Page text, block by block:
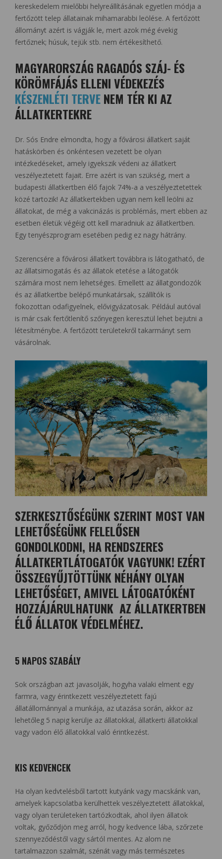
kereskedelem mielőbbi helyreállításának egyetlen módja a
fertőzött telep állatainak mihamarabbi leölése. A fertőzött
állományt azért is vágják le, mert azok még évekig
fertőznek; húsuk, tejük stb. nem értékesíthető.
MAGYARORSZÁG RAGADÓS SZÁJ- ÉS
KÖRÖMFÁJÁS ELLENI VÉDEKEZÉS
KÉSZENLÉTI TERVENEM TÉR KI AZ
ÁLLATKERTEKRE
Dr. Sós Endre elmondta, hogy a fővárosi állatkert saját
hatáskörben és önkéntesen vezetett be olyan
intézkedéseket, amely igyekszik védeni az állatkert
veszélyeztetett fajait. Erre azért is van szükség, mert a
budapesti állatkertben élő fajok 74%-a a veszélyeztetettek
közé tartozik! Az állatkertekben ugyan nem kell leölni az
állatokat, de még a vakcinázás is problémás, mert ebben az
esetben életük végéig ott kell maradniuk az állatkertben.
Egy tenyészprogram esetében pedig ez nagy hátrány.
Szerencsére a fővárosi állatkert továbbra is látogatható, de
az állatsimogatás és az állatok etetése a látogatók
számára most nem lehetséges. Emellett az állatgondozók
és az állatkertbe belépő munkatársak, szállítók is
fokozottan odafigyelnek, elővigyázatosak. Például autóval
is már csak fertőtlenítő szőnyegen keresztül lehet bejutni a
létesítménybe. A fertőzött területekről takarmányt sem
vásárolnak.
SZERKESZTŐSÉGÜNK SZERINT MOST VAN
LEHETŐSÉGÜNK FELELŐSEN
GONDOLKODNI, HA RENDSZERES
ÁLLATKERTLÁTOGATÓK VAGYUNK! EZÉRT
ÖSSZEGYŰJTÖTTÜNK NÉHÁNY OLYAN
LEHETŐSÉGET, AMIVEL LÁTOGATÓKÉNT
HOZZÁJÁRULHATUNK AZ ÁLLATKERTBEN
ÉLŐ ÁLLATOK VÉDELMÉHEZ.
5 NAPOS SZABÁLY
Sok országban azt javasolják, hogyha valaki elment egy
farmra, vagy érintkezett veszélyeztetett fajú
állatállománnyal a munkája, az utazása során, akkor az
lehetőleg 5 napig kerülje az állatokkal, állatkerti állatokkal
vagy vadon élő állatokkal való érintkezést.
KIS KEDVENCEK
Ha olyan kedvtelésből tartott kutyánk vagy macskánk van,
amelyek kapcsolatba kerülhettek veszélyeztetett állatokkal,
vagy olyan területeken tartózkodtak, ahol ilyen állatok
voltak, győződjön meg arról, hogy kedvence lába, szőrzete
szennyeződéstől vagy sártól mentes. Az alom ne
tartalmazzon szalmát, szénát vagy más természetes